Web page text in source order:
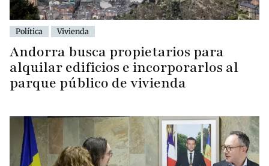
Política Vivienda
Andorra busca propietarios para
alquilar edificios e incorporarlos al
parque público de vivienda